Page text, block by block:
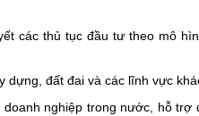
các thủ tục đầu tư theo mô
dựng, đất đai và các lĩnh vực
nghiệp trong nước, hỗ trợ